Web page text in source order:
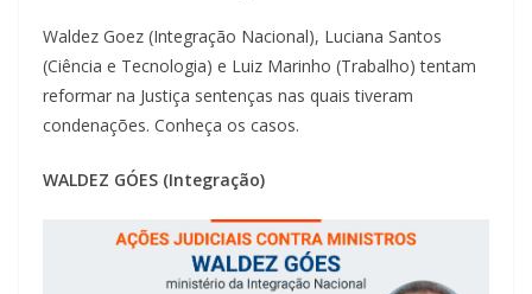
Waldez Goez (Integração Nacional), Luciana Santos
(Ciência e Tecnologia) e Luiz Marinho (Trabalho) tentam
reformar na Justiça sentenças nas quais tiveram
condenações. Conheça os casos.
WALDEZ GÓES (Integração)